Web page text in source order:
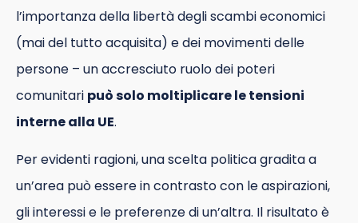
l’importanza della libertà degli scambi economici
(mai del tutto acquisita) e dei movimenti delle
persone – un accresciuto ruolo dei poteri
comunitari può solo moltiplicare le tensioni
interne alla UE.
Per evidenti ragioni, una scelta politica gradita a
un’area può essere in contrasto con le aspirazioni,
gli interessi e le preferenze di un’altra. Il risultato è